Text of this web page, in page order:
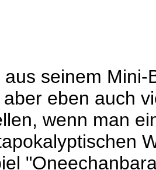
aus seinem
eben auch
wenn man